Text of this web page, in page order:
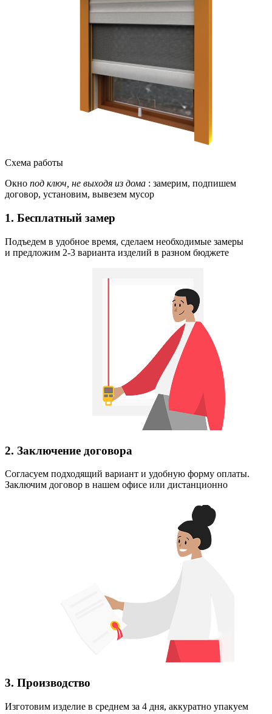
Схема работы
Окно под ключ, не выходя из дома : замерим, подпишем
договор, установим, вывезем мусор
1. Бесплатный замер
Подъедем в удобное время, сделаем необходимые замеры
и предложим 2-3 варианта изделий в разном бюджете
2. Заключение договора
Согласуем подходящий вариант и удобную форму оплаты.
Заключим договор в нашем офисе или дистанционно
3. Производство
Изготовим изделие в среднем за 4 дня, аккуратно упакуем